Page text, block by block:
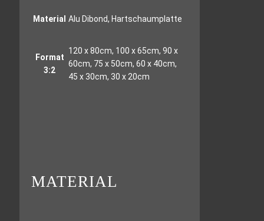
Material Alu Dibond, Hartschaumplatte
Format
3:2
120 x 80cm, 100 x 65cm, 90 x
60cm, 75 x 50cm, 60 x 40cm,
45 x 30cm, 30 x 20cm
MATERIAL